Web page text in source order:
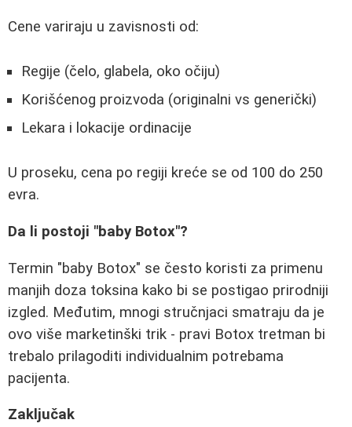
Cene variraju u zavisnosti od:
Regije (čelo, glabela, oko očiju)
Korišćenog proizvoda (originalni vs generički)
Lekara i lokacije ordinacije
U proseku, cena po regiji kreće se od 100 do 250
evra.
Da li postoji "baby Botox"?
Termin "baby Botox" se često koristi za primenu
manjih doza toksina kako bi se postigao prirodniji
izgled. Međutim, mnogi stručnjaci smatraju da je
ovo više marketinški trik - pravi Botox tretman bi
trebalo prilagoditi individualnim potrebama
pacijenta.
Zaključak